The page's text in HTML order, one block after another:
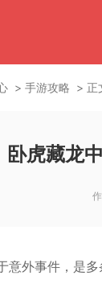
手游攻略 正
卧虎藏龙
意外事件，是